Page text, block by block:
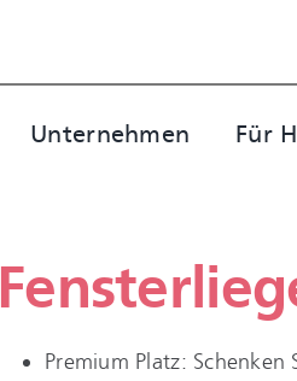
Unternehmen Für
Premium Platz: